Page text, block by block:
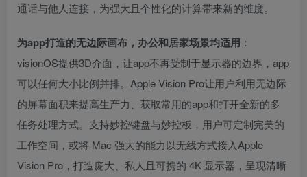
通话与他人连接，为强大且个性化的计算带来新的维度。
为app打造的无边际画布，办公和居家场景均适用 ：
visionOS提供3D介面，让app不再受制于显示器的边界，app
可以任何大小比例并排。Apple Vision Pro让用户利用无边际
的屏幕面积来提高生产力、获取常用的app和打开全新的多
任务处理方式。支持妙控键盘与妙控板，用户可定制完美的
工作空间，或将 Mac 强大的能力以无线方式接入Apple
Vision Pro，打造庞大、私人且可携的 4K 显示器，呈现清晰